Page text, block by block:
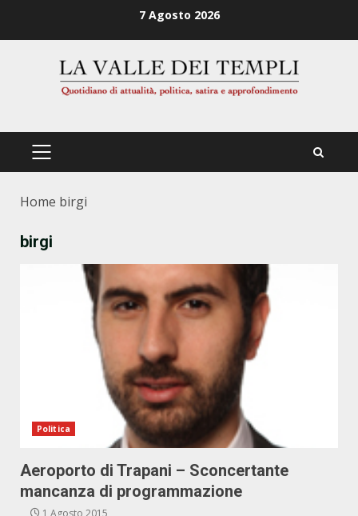
7 Agosto 2026
PRIMÄRES
Home birgi
birgi
Politica
Aeroporto di Trapani – Sconcertante
mancanza di programmazione
1 Agosto 2015